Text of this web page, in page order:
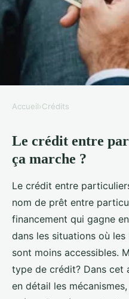
Le crédit entre
comment ça
Victoria•8 novembre 2024•
Accueil›Crédits
Le crédit entre
ça marche ?
Le crédit entre
nom de prêt entre
financement qui gagne
dans les situations où
sont moins accessibles.
type de crédit? Dans cet
en détail les